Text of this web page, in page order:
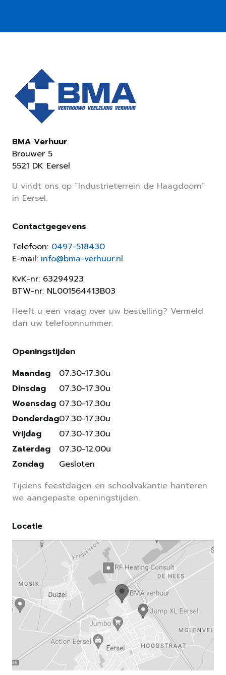
BMA Verhuur
Brouwer 5
5521 DK Eersel
U vindt ons op “Industrieterrein de Haagdoorn”
in Eersel.
Contactgegevens
Telefoon: 0497-518430
E-mail: info@bma-verhuur.nl
KvK-nr: 63294923
BTW-nr: NL001564413B03
Heeft u een vraag over uw bestelling? Vermeld
dan uw telefoonnummer.
Openingstijden
Maandag
Dinsdag
Woensdag
Donderdag
Vrijdag
Zaterdag
Zondag
07.30-17.30u
07.30-17.30u
07.30-17.30u
07.30-17.30u
07.30-17.30u
07.30-12.00u
Gesloten
Tijdens feestdagen en schoolvakantie hanteren
we aangepaste openingstijden.
Locatie